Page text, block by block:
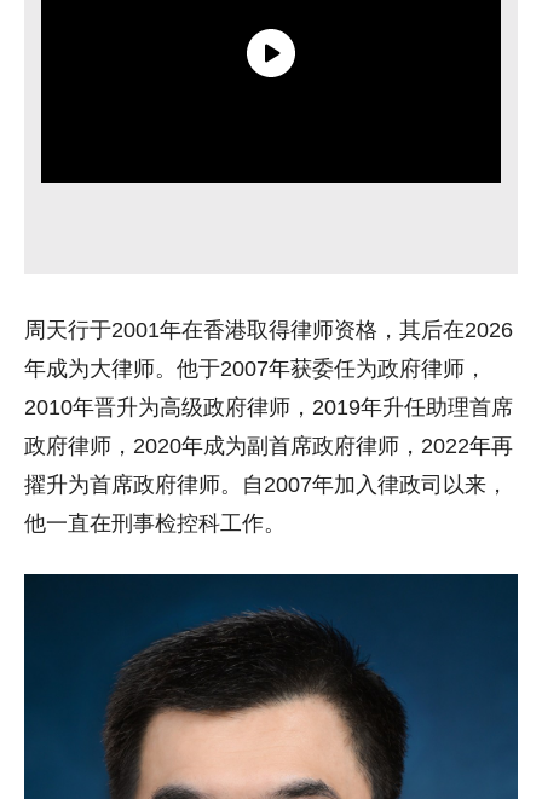
周天行于2001年在香港取得律师资格，其后在2026
年成为大律师。他于2007年获委任为政府律师，
2010年晋升为高级政府律师，2019年升任助理首席
政府律师，2020年成为副首席政府律师，2022年再
擢升为首席政府律师。自2007年加入律政司以来，
他一直在刑事检控科工作。